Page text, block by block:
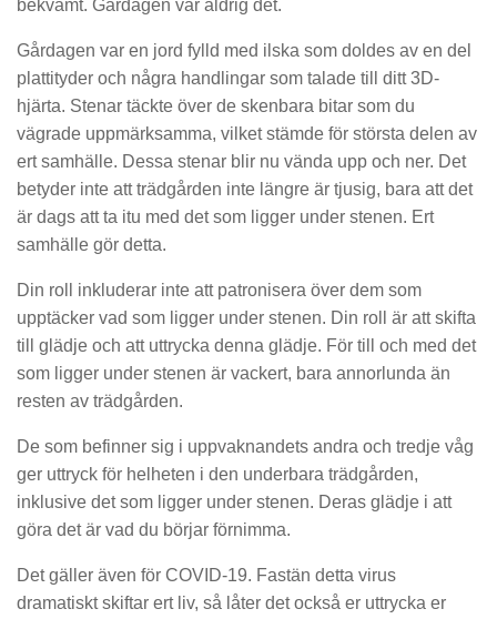
bekvämt. Gårdagen var aldrig det.
Gårdagen var en jord fylld med ilska som doldes av en del
plattityder och några handlingar som talade till ditt 3D-
hjärta. Stenar täckte över de skenbara bitar som du
vägrade uppmärksamma, vilket stämde för största delen av
ert samhälle. Dessa stenar blir nu vända upp och ner. Det
betyder inte att trädgården inte längre är tjusig, bara att det
är dags att ta itu med det som ligger under stenen. Ert
samhälle gör detta.
Din roll inkluderar inte att patronisera över dem som
upptäcker vad som ligger under stenen. Din roll är att skifta
till glädje och att uttrycka denna glädje. För till och med det
som ligger under stenen är vackert, bara annorlunda än
resten av trädgården.
De som befinner sig i uppvaknandets andra och tredje våg
ger uttryck för helheten i den underbara trädgården,
inklusive det som ligger under stenen. Deras glädje i att
göra det är vad du börjar förnimma.
Det gäller även för COVID-19. Fastän detta virus
dramatiskt skiftar ert liv, så låter det också er uttrycka er